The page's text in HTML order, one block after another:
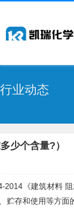
行业动态
少个含量?）
2014《建筑材料
贮存和使用等方面